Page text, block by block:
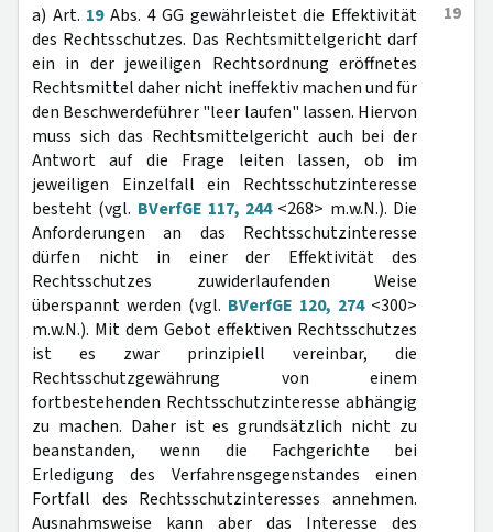
19
a) Art. 19Abs. 4 GG gewährleistet die Effektivität
des Rechtsschutzes. Das Rechtsmittelgericht darf
ein in der jeweiligen Rechtsordnung eröffnetes
Rechtsmittel daher nicht ineffektiv machen und für
den Beschwerdeführer "leer laufen" lassen. Hiervon
muss sich das Rechtsmittelgericht auch bei der
Antwort auf die Frage leiten lassen, ob im
jeweiligen Einzelfall ein Rechtsschutzinteresse
besteht (vgl. BVerfGE 117, 244<268> m.w.N.). Die
Anforderungen an das Rechtsschutzinteresse
dürfen nicht in einer der Effektivität des
Rechtsschutzes zuwiderlaufenden Weise
überspannt werden (vgl. BVerfGE 120, 274<300>
m.w.N.). Mit dem Gebot effektiven Rechtsschutzes
ist es zwar prinzipiell vereinbar, die
Rechtsschutzgewährung von einem
fortbestehenden Rechtsschutzinteresse abhängig
zu machen. Daher ist es grundsätzlich nicht zu
beanstanden, wenn die Fachgerichte bei
Erledigung des Verfahrensgegenstandes einen
Fortfall des Rechtsschutzinteresses annehmen.
Ausnahmsweise kann aber das Interesse des